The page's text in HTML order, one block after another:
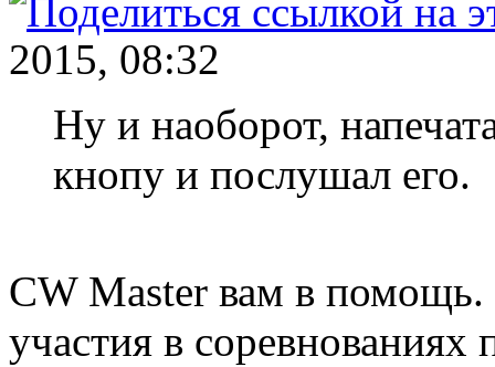
2015, 08:32
Ну и наоборот,
кнопу и послушал его.
CW Master вам в
участия в соревнованиях